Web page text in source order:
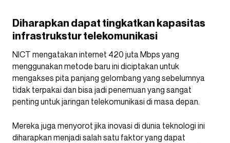
Diharapkan dapat tingkatkan kapasitas
infrastrukstur telekomunikasi
NICT mengatakan internet 420 juta Mbps yang
menggunakan metode baru ini diciptakan untuk
mengakses pita panjang gelombang yang sebelumnya
tidak terpakai dan bisa jadi penemuan yang sangat
penting untuk jaringan telekomunikasi di masa depan.
Mereka juga menyorot jika inovasi di dunia teknologi ini
diharapkan menjadi salah satu faktor yang dapat